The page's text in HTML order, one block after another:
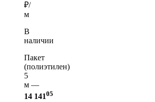
₽/
м
В
наличии
Пакет
(полиэтилен)
5
м —
14 14105